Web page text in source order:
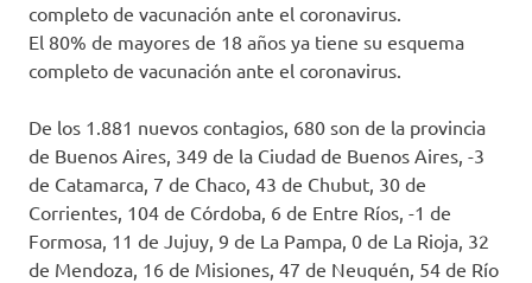
completo de vacunación ante el coronavirus.
El 80% de mayores de 18 años ya tiene su esquema
completo de vacunación ante el coronavirus.
De los 1.881 nuevos contagios, 680 son de la provincia
de Buenos Aires, 349 de la Ciudad de Buenos Aires, -3
de Catamarca, 7 de Chaco, 43 de Chubut, 30 de
Corrientes, 104 de Córdoba, 6 de Entre Ríos, -1 de
Formosa, 11 de Jujuy, 9 de La Pampa, 0 de La Rioja, 32
de Mendoza, 16 de Misiones, 47 de Neuquén, 54 de Río